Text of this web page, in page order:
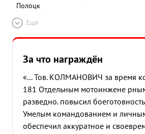
Полоцк
Ещё
За что награждён
«... Тов. КОЛМАНОВИЧ за время
181 Отдельным мотоинжене
разведно. повысил
Умелым командованием и
обеспечил аккуратное и